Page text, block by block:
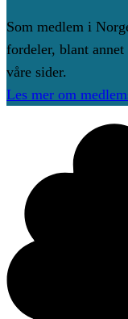
Som medlem i
fordeler, blant
våre sider.
Les mer om